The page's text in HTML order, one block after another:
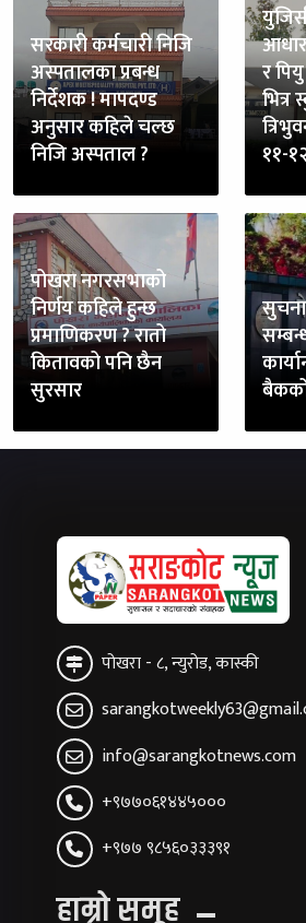
सरकारी कर्मचारी निजि
अस्पतालका प्रबन्ध
निर्देशक ! मापदण्ड
अनुसार कहिले चल्छ
निजि अस्पताल ?
र
११-
पोखरा नगरसभाको
निर्णय कहिले हुन्छ
प्रमाणिकरण ? रातो
कितावको पनि छैन
सुरसार
पोखरा - ८, न्युरोड, कास्की
info@sarangkotnews.com
+९७७०६१४४५०००
+९७७ ९८५६०३३३९१
हाम्रो समूह